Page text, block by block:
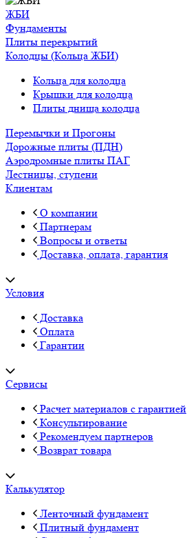
ЖБИ
Фундаменты
Плиты перекрытий
Колодцы (Кольца ЖБИ)
Кольца для колодца
Крышки для колодца
Плиты днища колодца
Перемычки и Прогоны
Дорожные плиты (ПДН)
Аэродромные плиты ПАГ
Лестницы, ступени
Клиентам
О компании
Партнерам
Вопросы и ответы
Доставка, оплата, гарантия
Условия
Доставка
Оплата
Гарантии
Сервисы
Расчет материалов с гарантией
Консультирование
Рекомендуем партнеров
Возврат товара
Калькулятор
Ленточный фундамент
Плитный фундамент